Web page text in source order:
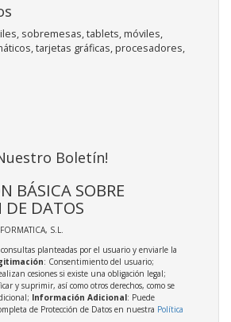
sobremesas, tablets, móviles,
tarjetas gráficas, procesadores,
Boletín!
BÁSICA SOBRE
DE DATOS
S.L.
planteadas por el usuario y enviarle la
: Consentimiento del usuario;
cesiones si existe una obligación legal;
y suprimir, así como otros derechos, como se
Información Adicional: Puede
de Protección de Datos en nuestra Política